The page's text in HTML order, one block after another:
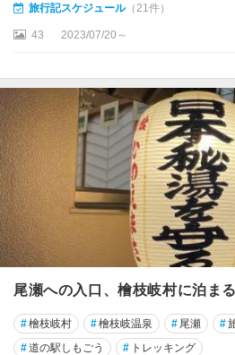
旅行記スケジュール（21件）
43 2023/07/20～
尾瀬への入口、檜枝岐村に泊まる
#檜枝岐村 #檜枝岐温泉 # 尾瀬 #
#道の駅しもごう # トレッキング